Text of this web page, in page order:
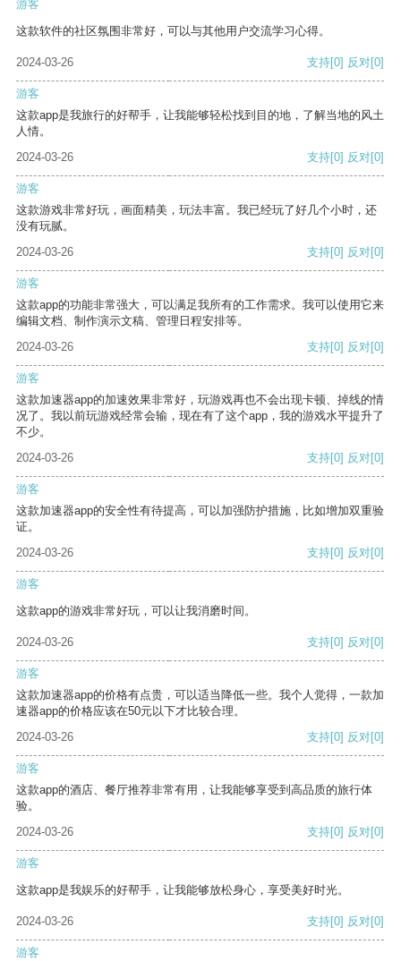
游客
这款软件的社区氛围非常好，可以与其他用户交流学习心得。
2024-03-26 支持[0] 反对[0]
游客
这款app是我旅行的好帮手，让我能够轻松找到目的地，了解当地的风土
人情。
2024-03-26
支持[0] 反对[0]
游客
这款游戏非常好玩，画面精美，玩法丰富。我已经玩了好几个小时，还
没有玩腻。
2024-03-26
支持[0] 反对[0]
游客
这款app的功能非常强大，可以满足我所有的工作需求。我可以使用它来
编辑文档、制作演示文稿、管理日程安排等。
2024-03-26
支持[0] 反对[0]
游客
这款加速器app的加速效果非常好，玩游戏再也不会出现卡顿、掉线的情
况了。我以前玩游戏经常会输，现在有了这个app，我的游戏水平提升了
不少。
2024-03-26
支持[0] 反对[0]
游客
这款加速器app的安全性有待提高，可以加强防护措施，比如增加双重验
证。
2024-03-26
支持[0] 反对[0]
游客
这款app的游戏非常好玩，可以让我消磨时间。
2024-03-26 支持[0] 反对[0]
游客
这款加速器app的价格有点贵，可以适当降低一些。我个人觉得，一款加
速器app的价格应该在50元以下才比较合理。
2024-03-26
支持[0] 反对[0]
游客
这款app的酒店、餐厅推荐非常有用，让我能够享受到高品质的旅行体
验。
2024-03-26
支持[0] 反对[0]
游客
这款app是我娱乐的好帮手，让我能够放松身心，享受美好时光。
2024-03-26 支持[0] 反对[0]
游客